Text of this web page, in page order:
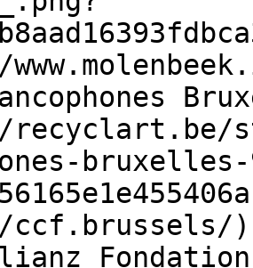
bruxelles-
)